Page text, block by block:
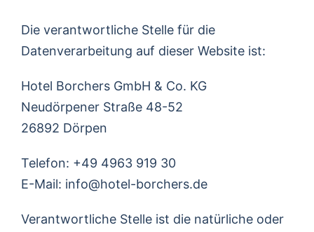
Die verantwortliche Stelle für die
Datenverarbeitung auf dieser Website ist:
Hotel Borchers GmbH & Co. KG
Neudörpener Straße 48-52
26892 Dörpen
Telefon: +49 4963 919 30
E-Mail: info@hotel-borchers.de
Verantwortliche Stelle ist die natürliche oder